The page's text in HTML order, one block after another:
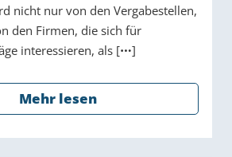
nicht nur von den Vergabestellen,
den Firmen, die sich für
interessieren, als [
]
Mehr lesen